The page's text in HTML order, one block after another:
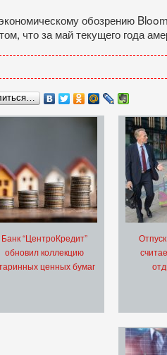
обозрению
что за май текущего года
Банк “ЦентроКредит”
обновил коллекцию
ценных бумаг